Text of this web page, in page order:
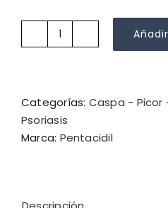
Pentacidil
Pack
2
cantidad
Categorías: Caspa - Picor
Psoriasis
Marca: Pentacidil